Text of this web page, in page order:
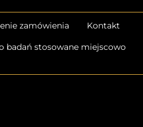
zamówienia
Kontakt
badań stosowane miejscowo